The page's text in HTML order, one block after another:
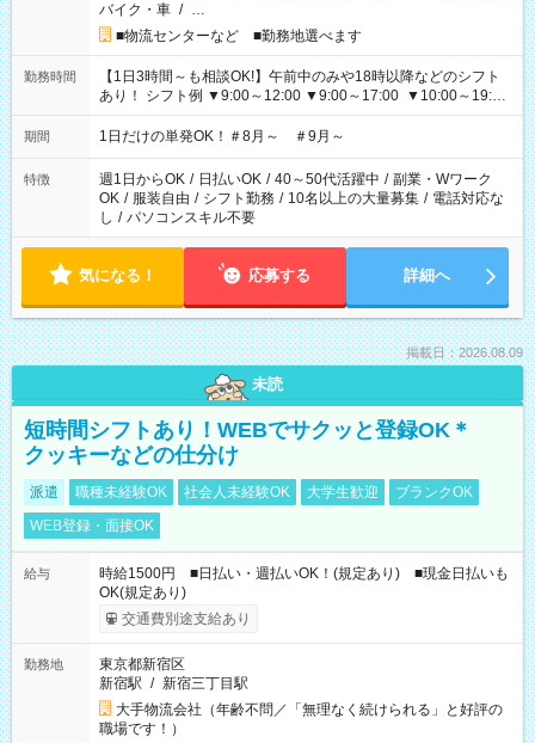
バイク・車 / …
■物流センターなど ■勤務地選べます
勤務時間
【1日3時間～も相談OK!】午前中のみや18時以降などのシフト
あり！ シフト例 ▼9:00～12:00 ▼9:00～17:00 ▼10:00～19:00
▼18:00～21:00
期間 1日だけの単発OK！＃8月～ ＃9月～
特徴 週1日からOK / 日払いOK / 40～50代活躍中 / 副業・Wワーク
OK / 服装自由 / シフト勤務 / 10名以上の大量募集 / 電話対応な
し / パソコンスキル不要
気になる！ 応募する 詳細へ
掲載日：2026.08.09
未読
短時間シフトあり！WEBでサクッと登録OK＊
クッキーなどの仕分け
派遣 職種未経験OK 社会人未経験OK 大学生歓迎
ブランクOK
WEB登録・面接OK
給与
時給1500円 ■日払い・週払いOK！(規定あり) ■現金日払いも
OK(規定あり)
交通費別途支給あり
勤務地
東京都新宿区
新宿駅 / 新宿三丁目駅
大手物流会社（年齢不問／「無理なく続けられる」と好評の
職場です！）